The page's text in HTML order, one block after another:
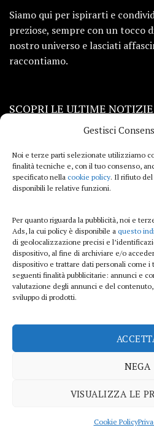
Gestisci
Noi e terze parti selezionate utilizziamo
finalità tecniche e, con il tuo consenso,
specificato nella cookie policy. Il rifiuto
disponibili le relative funzioni.
Per quanto riguarda la pubblicità, noi e
Ads, la cui policy è disponibile a questo
di geolocalizzazione precisi e
dispositivo, al fine di archiviare e/o
dispositivo e trattare dati personali come
seguenti finalità pubblicitarie: annunci e
valutazione degli annunci e del
sviluppo di prodotti.
NEGA
VISUALIZZA LE
Cookie Policy
Siamo qui per ispirarti e
preziose, sempre con un tocco
nostro universo e lasciati
raccontiamo.
SCOPRI LE ULTIME NOTIZIE
Viaggi
Beauty e benessere
Curiosità
Lifestyle
Sport
iTech
ViolaPost.it partecipa al Programma
pubblicizzando e fornendo link al sito
Copyright